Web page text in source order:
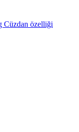
Cüzdan özelliği